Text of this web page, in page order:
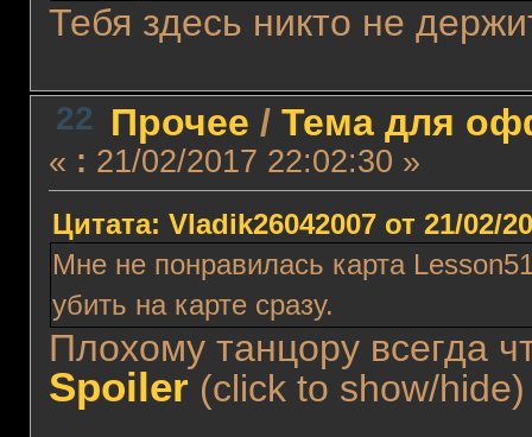
Тебя здесь никто не
22 Прочее / Тема для
« : 21/02/2017 22:02:30 »
Цитата: Vladik26042007 от 21/02/
Мне не понравилась карта
убить на карте сразу.
Плохому танцору всегда
Spoiler (click to show/hide)